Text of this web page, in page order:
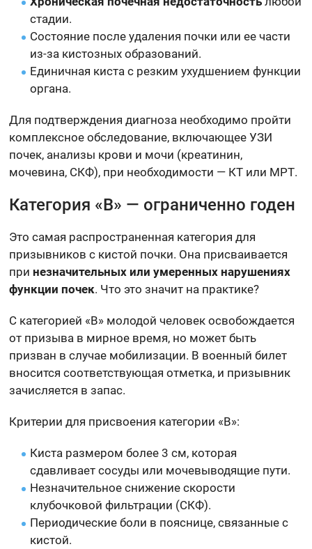
стадии.
Состояние после удаления почки или ее части
из-за кистозных образований.
Единичная киста с резким ухудшением функции
органа.
Для подтверждения диагноза необходимо пройти
комплексное обследование, включающее УЗИ
почек, анализы крови и мочи (креатинин,
мочевина, СКФ), при необходимости — КТ или МРТ.
Категория «В» — ограниченно годен
Это самая распространенная категория для
призывников с кистой почки. Она присваивается
при незначительных или умеренных нарушениях
функции почек. Что это значит на практике?
С категорией «В» молодой человек освобождается
от призыва в мирное время, но может быть
призван в случае мобилизации. В военный билет
вносится соответствующая отметка, и призывник
зачисляется в запас.
Критерии для присвоения категории «В»:
Киста размером более 3 см, которая
сдавливает сосуды или мочевыводящие пути.
Незначительное снижение скорости
клубочковой фильтрации (СКФ).
Периодические боли в пояснице, связанные с
кистой.